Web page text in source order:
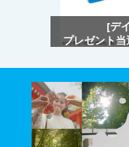
[デ
プレゼント